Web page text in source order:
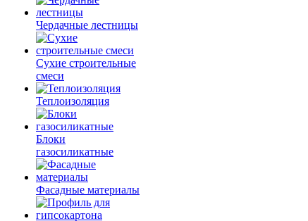
Чердачные лестницы
Сухие строительные
смеси
Теплоизоляция
Блоки
газосиликатные
Фасадные материалы